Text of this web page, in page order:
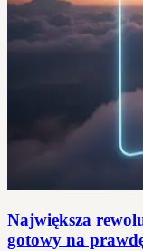
Największa
gotowy na